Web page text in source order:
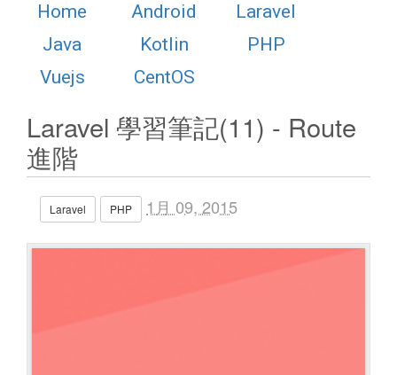
Home Android
Laravel
Java
Kotlin
PHP
Vuejs
CentOS
Laravel 學習筆記(11) - Route
進階
Laravel PHP 1月 09, 2015